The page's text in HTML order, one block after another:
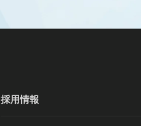
採用情報